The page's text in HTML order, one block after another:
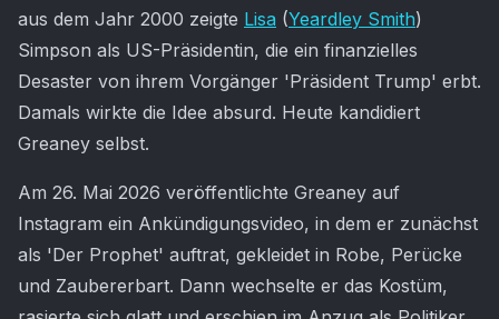
aus dem Jahr 2000 zeigte Lisa (Yeardley Smith)
Simpson als US-Präsidentin, die ein finanzielles
Desaster von ihrem Vorgänger 'Präsident Trump' erbt.
Damals wirkte die Idee absurd. Heute kandidiert
Greaney selbst.
Am 26. Mai 2026 veröffentlichte Greaney auf
Instagram ein Ankündigungsvideo, in dem er zunächst
als 'Der Prophet' auftrat, gekleidet in Robe, Perücke
und Zaubererbart. Dann wechselte er das Kostüm,